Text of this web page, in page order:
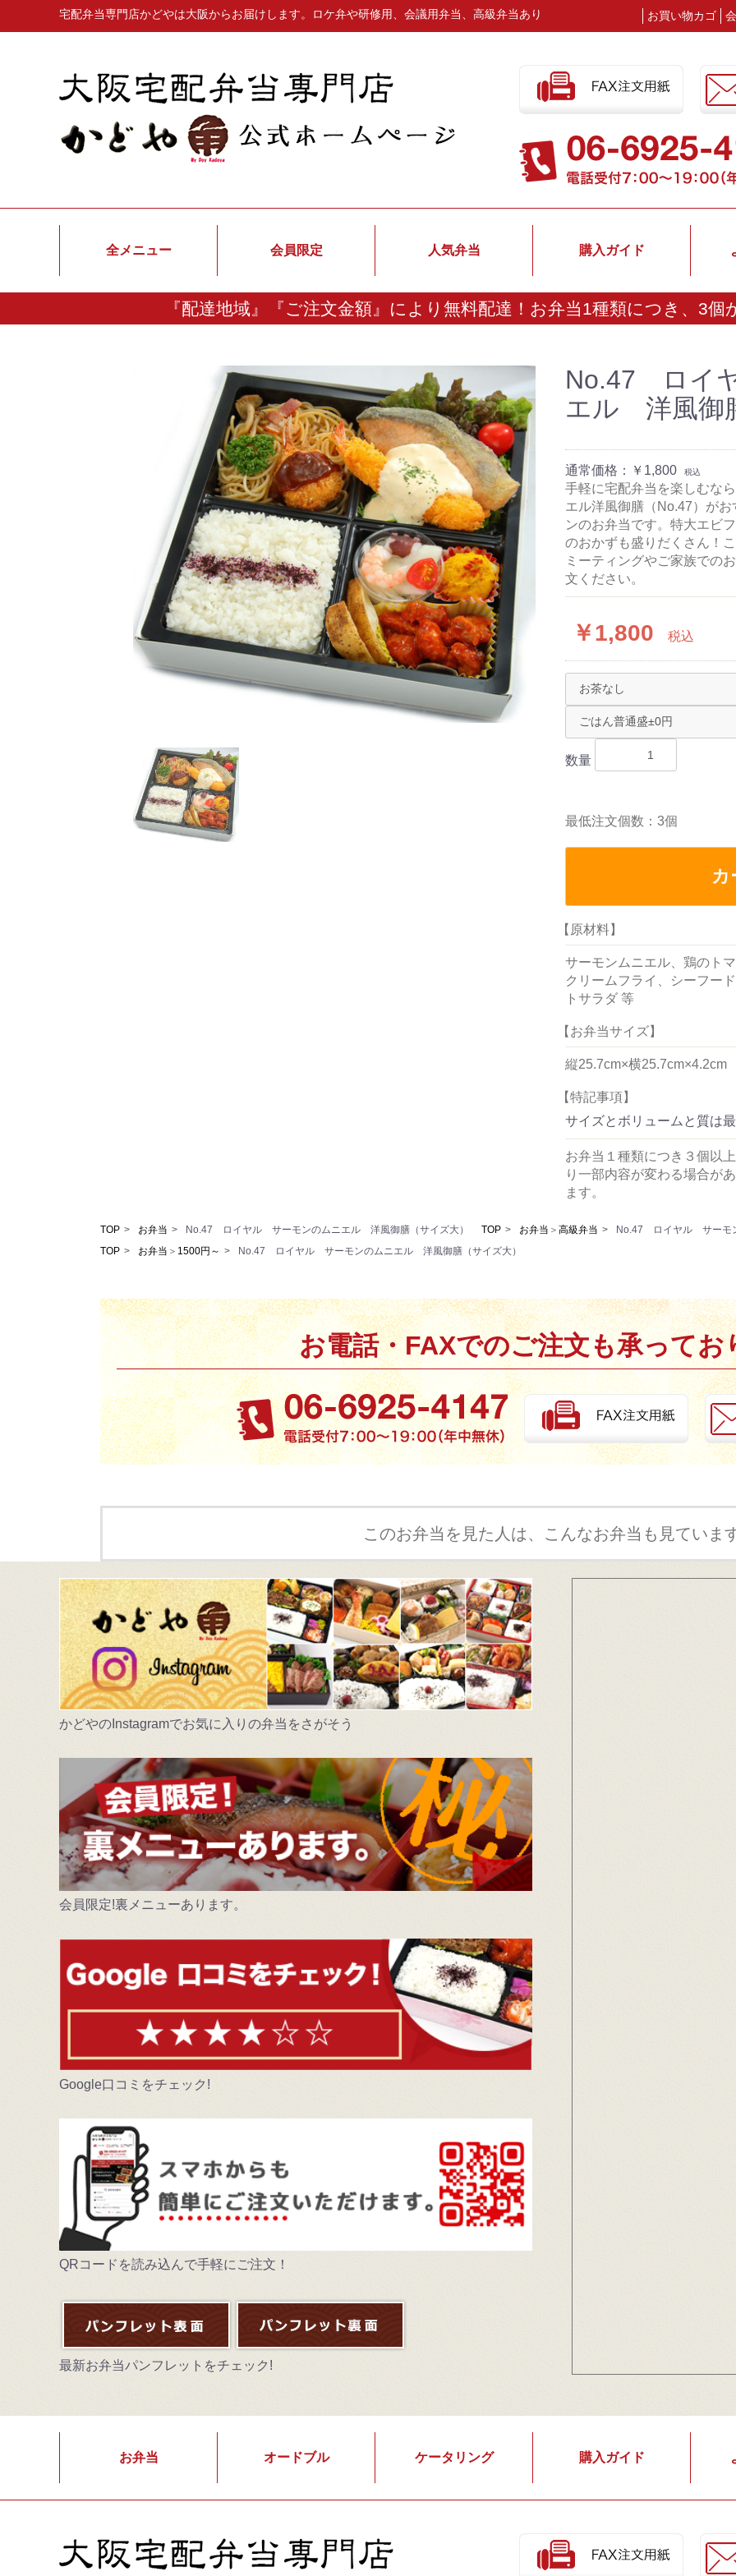
宅配弁当専門店かどやは大阪からお届けします。ロケ弁や研修用、会議用弁当、高級弁当あり お買い物カゴ
全メニュー 会員限定 人気弁当 購入ガイド
『配達地域』『ご注文金額』により無料配達！ お弁当1種類につき、3個
No.47 ロイ
エル 洋風御
通常価格： ￥1,800 税込
手軽に宅配弁当を楽しむな
エル洋風御膳（No.47）が
ンのお弁当です。特大エビ
のおかずも盛りだくさん！
ミーティングやご家族での
文ください。
￥1,800 税込
数量
最低注文個数：3個
カ
お買い物を続ける カートへ進む
【原材料】
サーモンムニエル、鶏のト
クリームフライ、シーフー
トサラダ 等
【お弁当サイズ】
縦25.7cm×横25.7cm×4.2cm
【特記事項】
サイズとボリュームと質は
お弁当１種類につき３個以
り一部内容が変わる場合が
ます。
TOP お弁当 No.47 ロイヤル サーモンのムニエル 洋風御膳（サイズ大） TOP お弁当 ＞ 高級弁当
No.47 ロイヤル サーモ
TOP
お弁当 ＞ 1500円～ No.47 ロイヤル サーモンのムニエル 洋風御膳（サイズ大）
お電話・FAXでのご注文も承ってお
このお弁当を見た人は、こんなお弁当も見ていま
かどやのInstagramでお気に入りの弁当をさがそう
会員限定!裏メニューあります。
Google口コミをチェック!
QRコードを読み込んで手軽にご注文！
最新お弁当パンフレットをチェック!
お弁当 オードブル ケータリング 購入ガイド